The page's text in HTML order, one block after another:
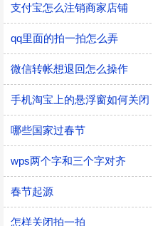
支付宝怎么注销商家店铺
qq里面的拍一拍怎么弄
微信转帐想退回怎么操作
手机淘宝上的悬浮窗如何关闭
哪些国家过春节
wps两个字和三个字对齐
春节起源
怎样关闭拍一拍